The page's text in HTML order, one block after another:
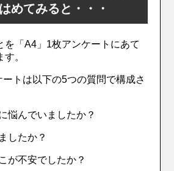
めてみると・・・
を「A4」1枚アンケートにあて
。
ートは以下の5つの質問で構成さ
んでいましたか？
したか？
不安でしたか？